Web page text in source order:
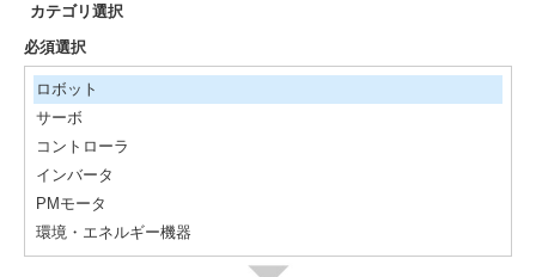
カテゴリ選択
必須選択
ロボット
サーボ
コントローラ
インバータ
PMモータ
環境・エネルギー機器